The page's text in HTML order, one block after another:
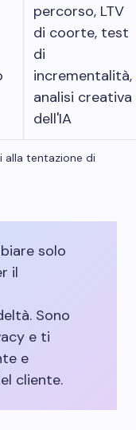
percorso, LTV
di coorte, test
di
incrementalità,
analisi creativa
dell'IA
alla tentazione di
solo
il
Sono
e ti
e
cliente.